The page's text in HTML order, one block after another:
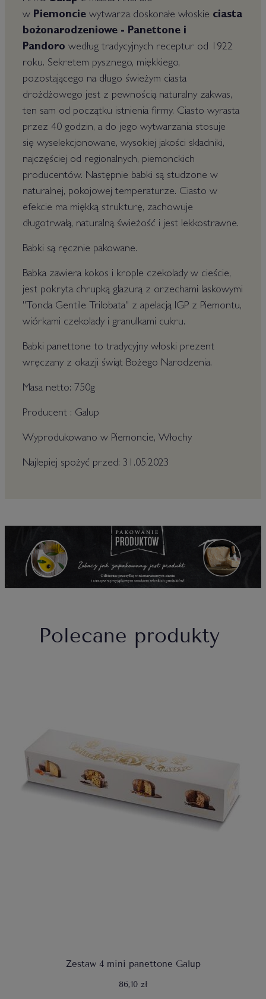
w Piemoncie wytwarza doskonałe włoskie ciasta
bożonarodzeniowe - Panettone i
Pandoro według tradycyjnych receptur od 1922
roku. Sekretem pysznego, miękkiego,
pozostającego na długo świeżym ciasta
drożdżowego jest z pewnością naturalny zakwas,
ten sam od początku istnienia firmy. Ciasto wyrasta
przez 40 godzin, a do jego wytwarzania stosuje
się wyselekcjonowane, wysokiej jakości składniki,
najczęściej od regionalnych, piemonckich
producentów. Następnie babki są studzone w
naturalnej, pokojowej temperaturze. Ciasto w
efekcie ma miękką strukturę, zachowuje
długotrwałą, naturalną świeżość i jest lekkostrawne.
Babki są ręcznie pakowane.
Babka zawiera kokos i krople czekolady w cieście,
jest pokryta chrupką glazurą z orzechami laskowymi
"Tonda Gentile Trilobata" z apelacją IGP z Piemontu,
wiórkami czekolady i granulkami cukru.
Babki panettone to tradycyjny włoski prezent
wręczany z okazji świąt Bożego Narodzenia.
Masa netto: 750g
Producent : Galup
Wyprodukowano w Piemoncie, Włochy
Najlepiej spożyć przed: 31.05.2023
Polecane produkty
Zestaw 4 mini panettone Galup
86,10 zł